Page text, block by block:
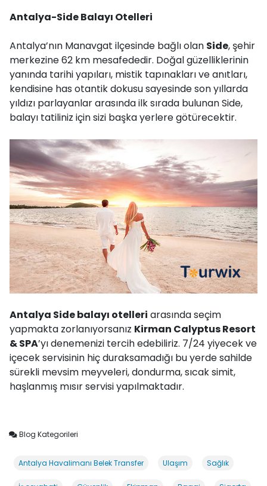
Antalya-Side Balayı Otelleri
Antalya’nın Manavgat ilçesinde bağlı olan Side, şehir
merkezine 62 km mesafededir. Doğal güzelliklerinin
yanında tarihi yapıları, mistik tapınakları ve anıtları,
kendisine has otantik dokusu sayesinde son yıllarda
yıldızı parlayanlar arasında ilk sırada bulunan Side,
balayı tatiliniz için sizi başka yerlere götürecektir.
Antalya Side balayı otelleri arasında seçim
yapmakta zorlanıyorsanız Kirman Calyptus Resort
& SPA’yı denemenizi tercih edebiliriz. 7/24 yiyecek ve
içecek servisinin hiç duraksamadığı bu yerde sahilde
sürekli mevsim meyveleri, dondurma, sıcak simit,
haşlanmış mısır servisi yapılmaktadır.
Blog Kategorileri
Antalya Havalimanı Belek Transfer Ulaşım Sağlık